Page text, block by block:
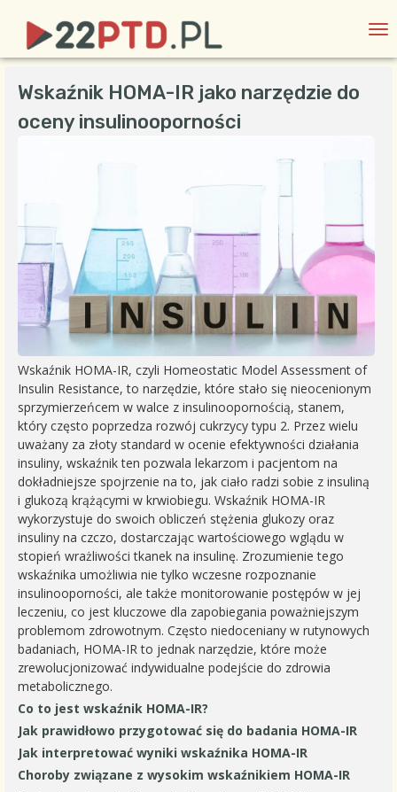
Wskaźnik HOMA-IR jako narzędzie do
oceny insulinooporności
Wskaźnik HOMA-IR, czyli Homeostatic Model Assessment of
Insulin Resistance, to narzędzie, które stało się nieocenionym
sprzymierzeńcem w walce z insulinoopornością, stanem,
który często poprzedza rozwój cukrzycy typu 2. Przez wielu
uważany za złoty standard w ocenie efektywności działania
insuliny, wskaźnik ten pozwala lekarzom i pacjentom na
dokładniejsze spojrzenie na to, jak ciało radzi sobie z insuliną
i glukozą krążącymi w krwiobiegu. Wskaźnik HOMA-IR
wykorzystuje do swoich obliczeń stężenia glukozy oraz
insuliny na czczo, dostarczając wartościowego wglądu w
stopień wrażliwości tkanek na insulinę. Zrozumienie tego
wskaźnika umożliwia nie tylko wczesne rozpoznanie
insulinooporności, ale także monitorowanie postępów w jej
leczeniu, co jest kluczowe dla zapobiegania poważniejszym
problemom zdrowotnym. Często niedoceniany w rutynowych
badaniach, HOMA-IR to jednak narzędzie, które może
zrewolucjonizować indywidualne podejście do zdrowia
metabolicznego.
Co to jest wskaźnik HOMA-IR?
Jak prawidłowo przygotować się do badania HOMA-IR
Jak interpretować wyniki wskaźnika HOMA-IR
Choroby związane z wysokim wskaźnikiem HOMA-IR